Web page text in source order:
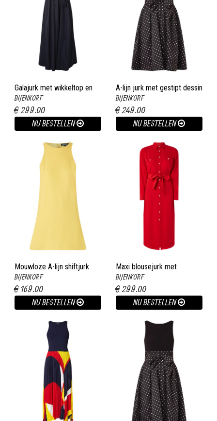
Galajurk met wikkeltop en
rugdecolletÃ© donkerblauw
BIJENKORF
€ 299.00
NU BESTELLEN
A-lijn jurk met gestipt dessin
en strikceintuur zwart
BIJENKORF
€ 249.00
NU BESTELLEN
Mouwloze A-lijn shiftjurk
geel
BIJENKORF
€ 169.00
NU BESTELLEN
Maxi blousejurk met
strikceintuur en borstzak
vuurrood
BIJENKORF
€ 299.00
NU BESTELLEN